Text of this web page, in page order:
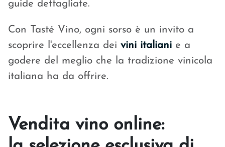
guide dettagliate.
Con Tasté Vino, ogni sorso è un invito a
scoprire l'eccellenza dei vini italianie a
godere del meglio che la tradizione vinicola
italiana ha da offrire.
Vendita vino online: